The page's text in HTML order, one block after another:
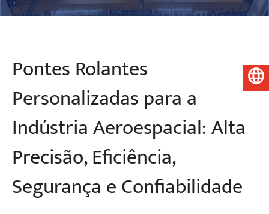
Pontes Rolantes
Personalizadas para a
Indústria Aeroespacial: Alta
Precisão, Eficiência,
Segurança e Confiabilidade
Português do Brasil